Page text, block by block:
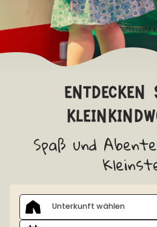
Buchen Sie > 100 Tage vor
10% Rabatt auf die
Spaß und
Unterkunft wählen